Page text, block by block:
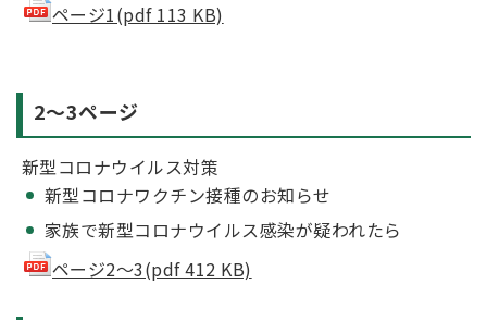
ページ1(pdf 113 KB)
2～3ページ
新型コロナウイルス対策
新型コロナワクチン接種のお知らせ
家族で新型コロナウイルス感染が疑われたら
ページ2～3(pdf 412 KB)